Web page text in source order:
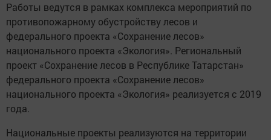
Работы ведутся в рамках комплекса мероприятий по
противопожарному обустройству лесов и
федерального проекта «Сохранение лесов»
национального проекта «Экология». Региональный
проект «Сохранение лесов в Республике Татарстан»
федерального проекта «Сохранение лесов»
национального проекта «Экология» реализуется с 2019
года.
Национальные проекты реализуются на территории